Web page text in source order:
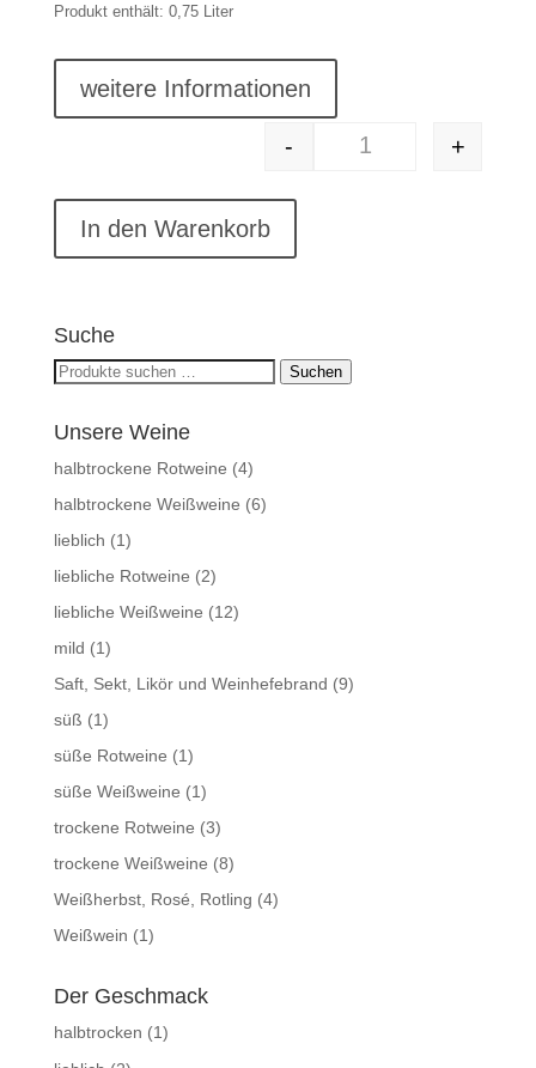
Produkt enthält: 0,75 Liter
weitere Informationen
#08 2025er Blauer
- +
In den Warenkorb
Suche
Suchen
Suchen
Unsere Weine
halbtrockene Rotweine (4)
halbtrockene Weißweine (6)
lieblich (1)
liebliche Rotweine (2)
liebliche Weißweine (12)
mild (1)
Saft, Sekt, Likör und Weinhefebrand (9)
süß (1)
süße Rotweine (1)
süße Weißweine (1)
trockene Rotweine (3)
trockene Weißweine (8)
Weißherbst, Rosé, Rotling (4)
Weißwein (1)
Der Geschmack
halbtrocken (1)